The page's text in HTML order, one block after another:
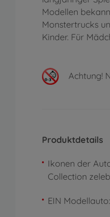
Modellen
Monstertrucks
Kinder. Für
Achtung!
Produktdetails
Ikonen der
Collection
bis 2005 - für
EIN